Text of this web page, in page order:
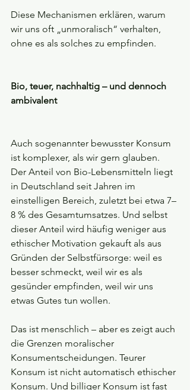
Diese Mechanismen erklären, warum
wir uns oft „unmoralisch“ verhalten,
ohne es als solches zu empfinden.
Bio, teuer, nachhaltig – und dennoch
ambivalent
Auch sogenannter bewusster Konsum
ist komplexer, als wir gern glauben.
Der Anteil von Bio-Lebensmitteln liegt
in Deutschland seit Jahren im
einstelligen Bereich, zuletzt bei etwa 7–
8 % des Gesamtumsatzes. Und selbst
dieser Anteil wird häufig weniger aus
ethischer Motivation gekauft als aus
Gründen der Selbstfürsorge: weil es
besser schmeckt, weil wir es als
gesünder empfinden, weil wir uns
etwas Gutes tun wollen.
Das ist menschlich – aber es zeigt auch
die Grenzen moralischer
Konsumentscheidungen. Teurer
Konsum ist nicht automatisch ethischer
Konsum. Und billiger Konsum ist fast